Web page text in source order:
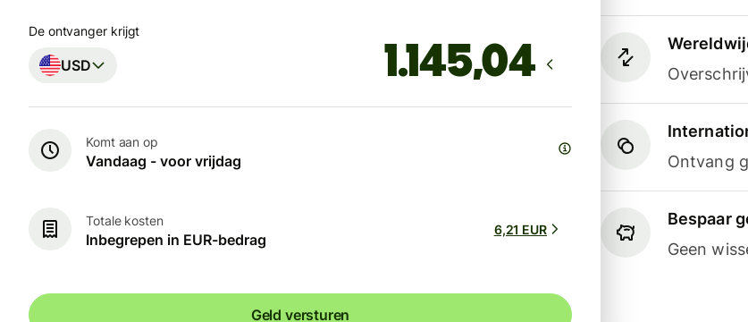
Ontvang
Bespaar
Geen
De ontvanger krijgt
USD
Komt aan op
Vandaag - voor vrijdag
Totale kosten
Inbegrepen in EUR-bedrag
6,21 EUR
Geld versturen